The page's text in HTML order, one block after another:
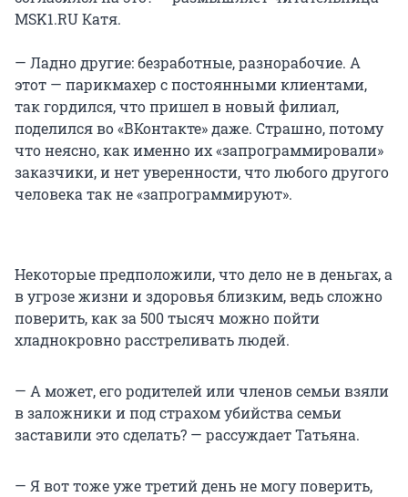
MSK1.RU Катя.
— Ладно другие: безработные, разнорабочие. А
этот — парикмахер с постоянными клиентами,
так гордился, что пришел в новый филиал,
поделился во «ВКонтакте» даже. Страшно, потому
что неясно, как именно их «запрограммировали»
заказчики, и нет уверенности, что любого другого
человека так не «запрограммируют».
Некоторые предположили, что дело не в деньгах, а
в угрозе жизни и здоровья близким, ведь сложно
поверить, как за 500 тысяч можно пойти
хладнокровно расстреливать людей.
— А может, его родителей или членов семьи взяли
в заложники и под страхом убийства семьи
заставили это сделать? — рассуждает Татьяна.
— Я вот тоже уже третий день не могу поверить,